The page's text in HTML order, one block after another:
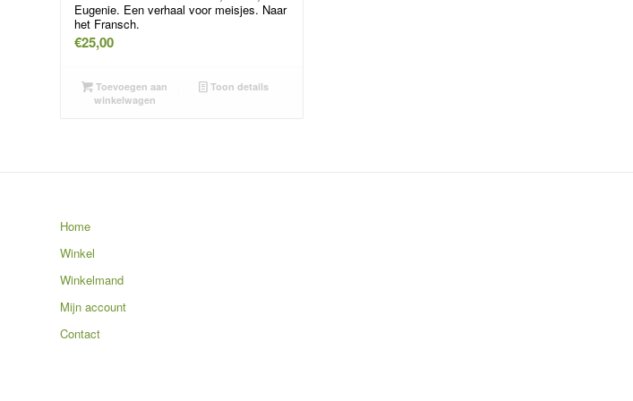
Eugenie. Een verhaal voor meisjes. Naar
het Fransch.
€25,00
Toevoegen aan
winkelwagen
Toon details
Home
Winkel
Winkelmand
Mijn account
Contact